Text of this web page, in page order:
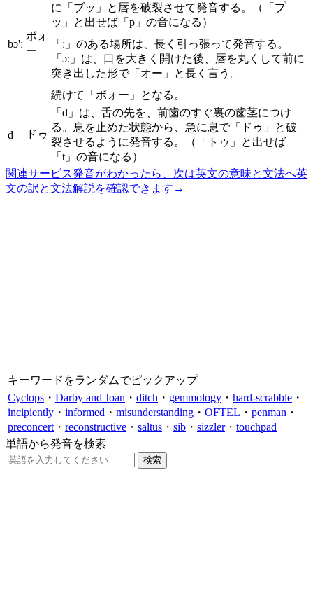
bɔ'ː
ボォ
ー
に「ブッ」と唇を破裂させて発音する。（「プ
ッ」と出せば「p」の音になる）
「ː」のある場所は、長く引っ張って発音する。
「ɔː」は、口を大きく開けた後、唇を丸くして前に
突き出した形で「オー」と長く言う。
続けて「ボォー」となる。
d ドゥ
「d」は、舌の先を、前歯のすぐ裏の歯茎につけ
る。息を止めた状態から、急に息で「ドゥ」と破
裂させるように発音する。（「トゥ」と出せば
「t」の音になる）
関連サービス発音がわかったら、次は英文の意味と文法へ英
文の訳と文法解説を確認できます →
キーワードをランダムでピックアップ
Cyclops ・ Darby and Joan ・ ditch ・ gemmology ・ hard-scrabble ・
incipiently ・ informed ・ misunderstanding ・ OFTEL ・ penman ・
preconcert ・ reconstructive ・ saltus ・ sib ・ sizzler・ touchpad
単語から発音を検索